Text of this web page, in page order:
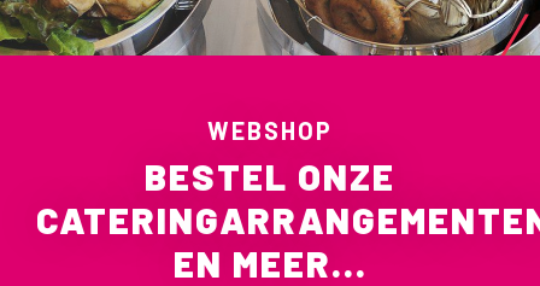
WEBSHOP
BESTEL ONZE
EN MEER...